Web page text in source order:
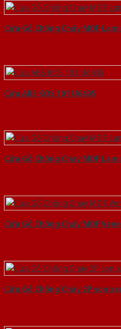
Cửa Gỗ Chống Cháy MDF
Cửa ABS KOS 101 U6405
Cửa Gỗ Chống Cháy MDF
Cửa Gỗ Chống Cháy MDF
Cửa Gỗ Chống Cháy 2P son